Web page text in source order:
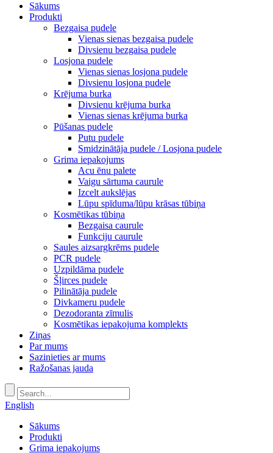
Sākums
Produkti
Bezgaisa pudele
Vienas sienas bezgaisa pudele
Divsienu bezgaisa pudele
Losjona pudele
Vienas sienas losjona pudele
Divsienu losjona pudele
Krējuma burka
Divsienu krējuma burka
Vienas sienas krējuma burka
Pūšanas pudele
Putu pudele
Smidzinātāja pudele / Losjona pudele
Grima iepakojums
Acu ēnu palete
Vaigu sārtuma caurule
Izcelt aukslējas
Lūpu spīduma/lūpu krāsas tūbiņa
Kosmētikas tūbiņa
Bezgaisa caurule
Funkciju caurule
Saules aizsargkrēms pudele
PCR pudele
Uzpildāma pudele
Šļirces pudele
Pilinātāja pudele
Divkameru pudele
Dezodoranta zīmulis
Kosmētikas iepakojuma komplekts
Ziņas
Par mums
Sazinieties ar mums
Ražošanas jauda
English
Sākums
Produkti
Grima iepakojums